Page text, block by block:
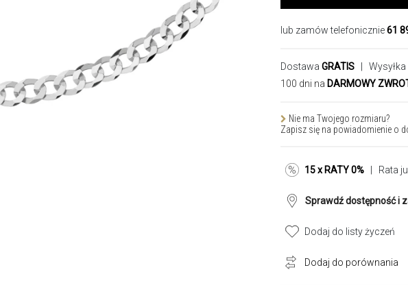
lub zamów telefonicznie61
Dostawa GRATIS | Wysyłka
100 dni na DARMOWY
Nie ma Twojego rozmiaru?
Zapisz się na powiadomienie o
15 x RATY 0% | Rata
Sprawdź dostępność i
Dodaj do listy życzeń
Dodaj do porównania